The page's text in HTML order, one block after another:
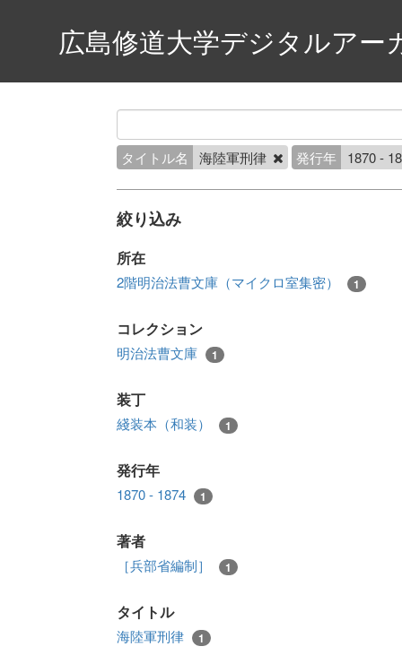
広島修道大学デジタルアー
タイトル名 海陸軍刑律 発行年 1870 -
絞り込み
所在
2階明治法曹文庫（マイクロ室集密） 1
コレクション
明治法曹文庫 1
装丁
綫装本（和装） 1
発行年
1870 - 1874 1
著者
［兵部省編制］ 1
タイトル
海陸軍刑律 1